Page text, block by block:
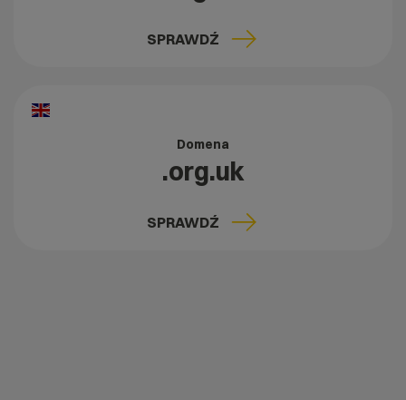
SPRAWDŹ
Domena
.org.uk
SPRAWDŹ